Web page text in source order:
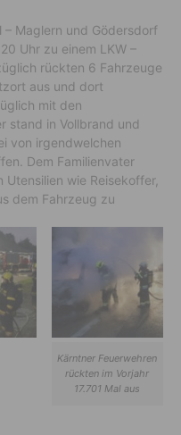
– Maglern und Gödersdorf
Uhr zu einem LKW –
rückten 6 Fahrzeuge
aus und dort
mit den
stand in Vollbrand und
von irgendwelchen
Dem Familienvater
wie Reisekoffer,
dem Fahrzeug zu
Kärntner Feuerwehren
rückten im Vorjahr
17.701 Mal aus